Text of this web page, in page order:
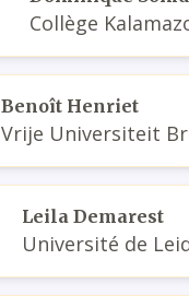
Collège
Benoît Henriet
Vrije Universiteit
Leila Demarest
Université de